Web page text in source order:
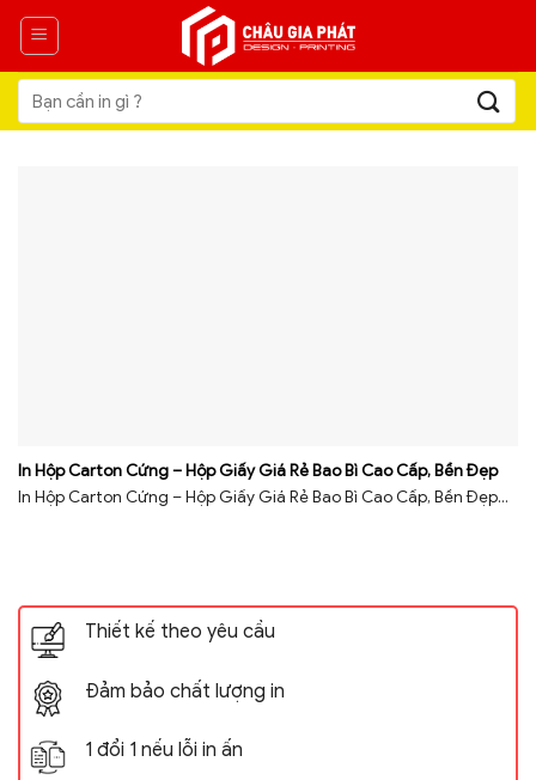
Skip
content
Tìm
kiếm:
In Hộp Carton Cứng – Hộp Giấy Giá Rẻ Bao Bì Cao Cấp, Bền Đẹp
In Hộp Carton Cứng – Hộp Giấy Giá Rẻ Bao Bì Cao Cấp, Bền Đẹp...
Thiết kế theo yêu cầu
Đảm bảo chất lượng in
1 đổi 1 nếu lỗi in ấn